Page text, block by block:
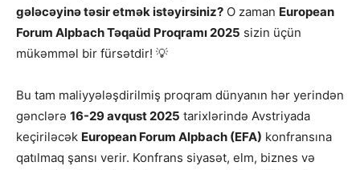
gələcəyinə təsir etmək istəyirsiniz? O zaman European
Forum Alpbach Təqaüd Proqramı 2025 sizin üçün
mükəmməl bir fürsətdir! 💡
Bu tam maliyyələşdirilmiş proqram dünyanın hər yerindən
gənclərə 16-29 avqust 2025 tarixlərində Avstriyada
keçiriləcək European Forum Alpbach (EFA) konfransına
qatılmaq şansı verir. Konfrans siyasət, elm, biznes və